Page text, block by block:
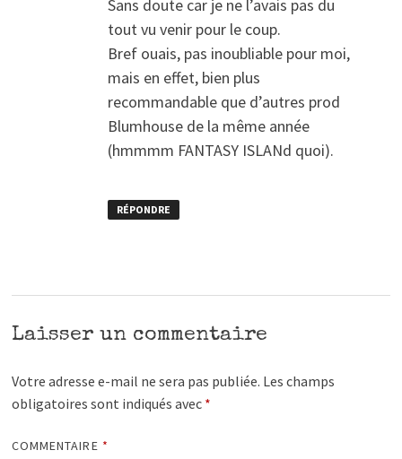
Sans doute car je ne l’avais pas du
tout vu venir pour le coup.
Bref ouais, pas inoubliable pour moi,
mais en effet, bien plus
recommandable que d’autres prod
Blumhouse de la même année
(hmmmm FANTASY ISLANd quoi).
RÉPONDRE
Laisser un commentaire
Votre adresse e-mail ne sera pas publiée. Les champs
obligatoires sont indiqués avec *
COMMENTAIRE *